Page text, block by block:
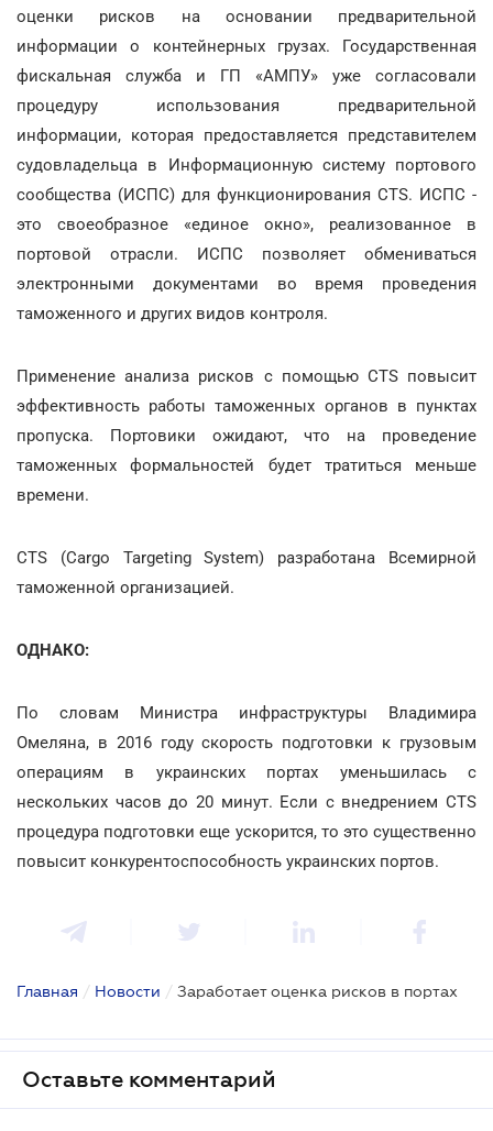
оценки рисков на основании предварительной
информации о контейнерных грузах. Государственная
фискальная служба и ГП «АМПУ» уже согласовали
процедуру использования предварительной
информации, которая предоставляется представителем
судовладельца в Информационную систему портового
сообщества (ИСПС) для функционирования CTS. ИСПС -
это своеобразное «единое окно», реализованное в
портовой отрасли. ИСПС позволяет обмениваться
электронными документами во время проведения
таможенного и других видов контроля.
Применение анализа рисков с помощью CTS повысит
эффективность работы таможенных органов в пунктах
пропуска. Портовики ожидают, что на проведение
таможенных формальностей будет тратиться меньше
времени.
CTS (Cargo Targeting System) разработана Всемирной
таможенной организацией.
ОДНАКО:
По словам Министра инфраструктуры Владимира
Омеляна, в 2016 году скорость подготовки к грузовым
операциям в украинских портах уменьшилась с
нескольких часов до 20 минут. Если с внедрением CTS
процедура подготовки еще ускорится, то это существенно
повысит конкурентоспособность украинских портов.
Главная / Новости / Заработает оценка рисков в портах
Оставьте комментарий